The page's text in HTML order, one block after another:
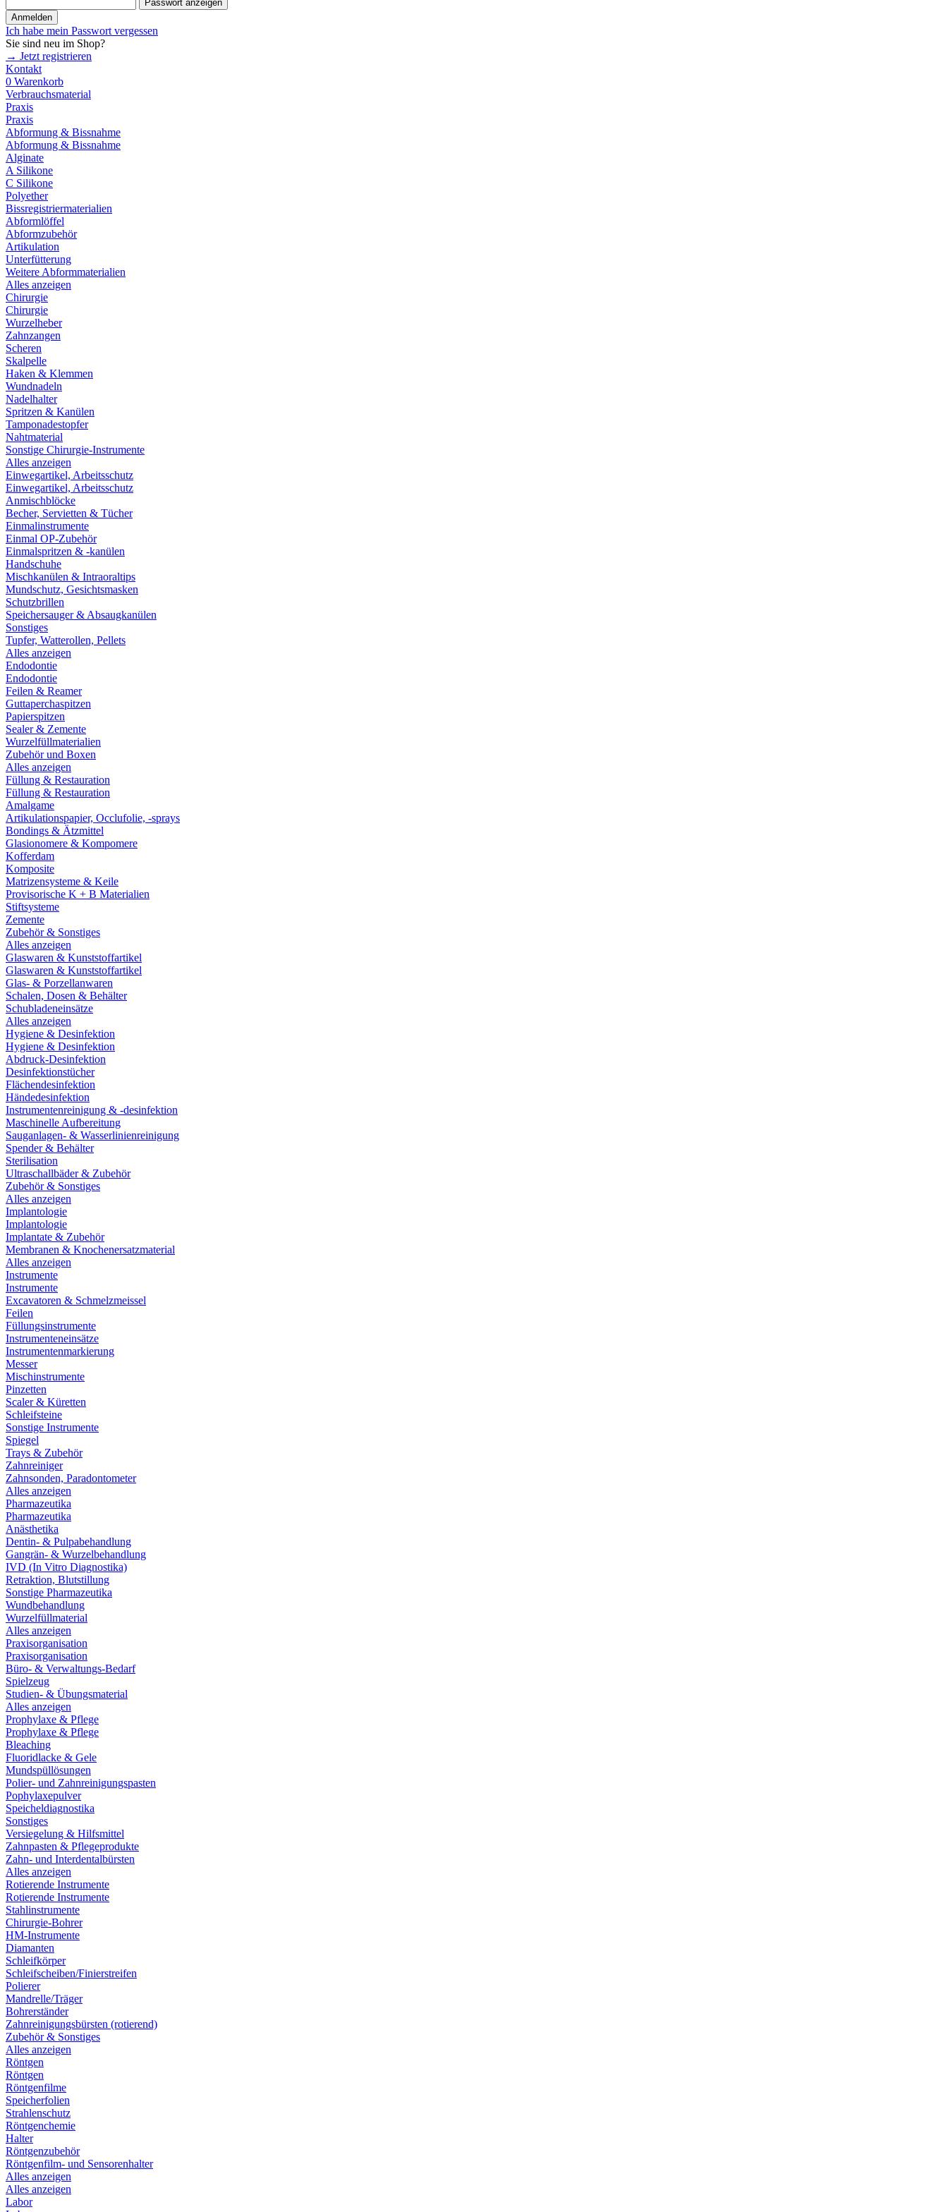
Passwort anzeigen
Anmelden
Ich habe mein Passwort vergessen
Sie sind neu im Shop?
→ Jetzt registrieren
Kontakt
0 Warenkorb
Verbrauchsmaterial
Praxis
Praxis
Abformung & Bissnahme
Abformung & Bissnahme
Alginate
A Silikone
C Silikone
Polyether
Bissregistriermaterialien
Abformlöffel
Abformzubehör
Artikulation
Unterfütterung
Weitere Abformmaterialien
Alles anzeigen
Chirurgie
Chirurgie
Wurzelheber
Zahnzangen
Scheren
Skalpelle
Haken & Klemmen
Wundnadeln
Nadelhalter
Spritzen & Kanülen
Tamponadestopfer
Nahtmaterial
Sonstige Chirurgie-Instrumente
Alles anzeigen
Einwegartikel, Arbeitsschutz
Einwegartikel, Arbeitsschutz
Anmischblöcke
Becher, Servietten & Tücher
Einmalinstrumente
Einmal OP-Zubehör
Einmalspritzen & -kanülen
Handschuhe
Mischkanülen & Intraoraltips
Mundschutz, Gesichtsmasken
Schutzbrillen
Speichersauger & Absaugkanülen
Sonstiges
Tupfer, Watterollen, Pellets
Alles anzeigen
Endodontie
Endodontie
Feilen & Reamer
Guttaperchaspitzen
Papierspitzen
Sealer & Zemente
Wurzelfüllmaterialien
Zubehör und Boxen
Alles anzeigen
Füllung & Restauration
Füllung & Restauration
Amalgame
Artikulationspapier, Occlufolie, -sprays
Bondings & Ätzmittel
Glasionomere & Kompomere
Kofferdam
Komposite
Matrizensysteme & Keile
Provisorische K + B Materialien
Stiftsysteme
Zemente
Zubehör & Sonstiges
Alles anzeigen
Glaswaren & Kunststoffartikel
Glaswaren & Kunststoffartikel
Glas- & Porzellanwaren
Schalen, Dosen & Behälter
Schubladeneinsätze
Alles anzeigen
Hygiene & Desinfektion
Hygiene & Desinfektion
Abdruck-Desinfektion
Desinfektionstücher
Flächendesinfektion
Händedesinfektion
Instrumentenreinigung & -desinfektion
Maschinelle Aufbereitung
Sauganlagen- & Wasserlinienreinigung
Spender & Behälter
Sterilisation
Ultraschallbäder & Zubehör
Zubehör & Sonstiges
Alles anzeigen
Implantologie
Implantologie
Implantate & Zubehör
Membranen & Knochenersatzmaterial
Alles anzeigen
Instrumente
Instrumente
Excavatoren & Schmelzmeissel
Feilen
Füllungsinstrumente
Instrumenteneinsätze
Instrumentenmarkierung
Messer
Mischinstrumente
Pinzetten
Scaler & Küretten
Schleifsteine
Sonstige Instrumente
Spiegel
Trays & Zubehör
Zahnreiniger
Zahnsonden, Paradontometer
Alles anzeigen
Pharmazeutika
Pharmazeutika
Anästhetika
Dentin- & Pulpabehandlung
Gangrän- & Wurzelbehandlung
IVD (In Vitro Diagnostika)
Retraktion, Blutstillung
Sonstige Pharmazeutika
Wundbehandlung
Wurzelfüllmaterial
Alles anzeigen
Praxisorganisation
Praxisorganisation
Büro- & Verwaltungs-Bedarf
Spielzeug
Studien- & Übungsmaterial
Alles anzeigen
Prophylaxe & Pflege
Prophylaxe & Pflege
Bleaching
Fluoridlacke & Gele
Mundspüllösungen
Polier- und Zahnreinigungspasten
Pophylaxepulver
Speicheldiagnostika
Sonstiges
Versiegelung & Hilfsmittel
Zahnpasten & Pflegeprodukte
Zahn- und Interdentalbürsten
Alles anzeigen
Rotierende Instrumente
Rotierende Instrumente
Stahlinstrumente
Chirurgie-Bohrer
HM-Instrumente
Diamanten
Schleifkörper
Schleifscheiben/Finierstreifen
Polierer
Mandrelle/Träger
Bohrerständer
Zahnreinigungsbürsten (rotierend)
Zubehör & Sonstiges
Alles anzeigen
Röntgen
Röntgen
Röntgenfilme
Speicherfolien
Strahlenschutz
Röntgenchemie
Halter
Röntgenzubehör
Röntgenfilm- und Sensorenhalter
Alles anzeigen
Alles anzeigen
Labor